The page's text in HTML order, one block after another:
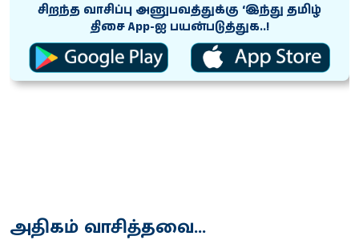
சிறந்த வாசிப்பு அனுபவத்துக்கு ‘இந்து தமிழ்
திசை App-ஐ பயன்படுத்துக..!
அதிகம் வாசித்தவை...